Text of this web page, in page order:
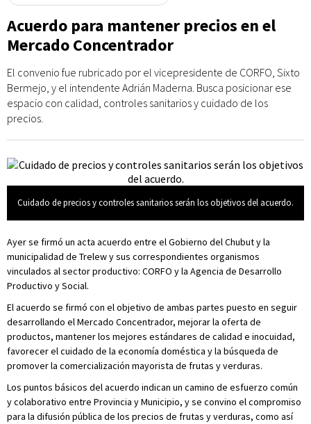
Acuerdo para mantener precios en el
Mercado Concentrador
El convenio fue rubricado por el vicepresidente de CORFO, Sixto
Bermejo, y el intendente Adrián Maderna. Busca posicionar ese
espacio con calidad, controles sanitarios y cuidado de los
precios.
Cuidado de precios y controles sanitarios serán los objetivos del acuerdo.
Ayer se firmó un acta acuerdo entre el Gobierno del Chubut y la
municipalidad de Trelew y sus correspondientes organismos
vinculados al sector productivo: CORFO y la Agencia de Desarrollo
Productivo y Social.
El acuerdo se firmó con el objetivo de ambas partes puesto en seguir
desarrollando el Mercado Concentrador, mejorar la oferta de
productos, mantener los mejores estándares de calidad e inocuidad,
favorecer el cuidado de la economía doméstica y la búsqueda de
promover la comercialización mayorista de frutas y verduras.
Los puntos básicos del acuerdo indican un camino de esfuerzo común
y colaborativo entre Provincia y Municipio, y se convino el compromiso
para la difusión pública de los precios de frutas y verduras, como así